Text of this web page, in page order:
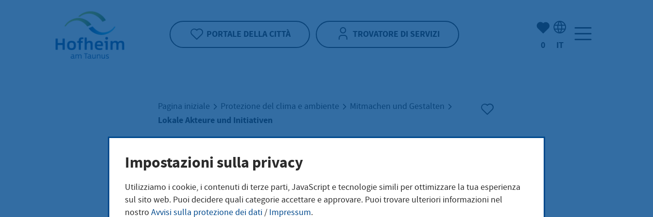
Home"
PORTALE DELLA CITTÀ TROVATORE DI SERVIZI
(Mio) Hofheim:
0 IT
Pagina iniziale Protezione del clima e ambiente Mitmachen und Gestalten
Lokale Akteure und Initiativen
Lokale Akteure und
Initiativen
Impostazioni sulla privacy
Utilizziamo i cookie, i contenuti di terze parti, JavaScript e tecnologie simili per ottimizzare la tua esperienza
sul sito web. Puoi decidere quali categorie accettare e approvare. Puoi trovare ulteriori informazioni nel
nostro Avvisi sulla protezione dei dati / Impressum.